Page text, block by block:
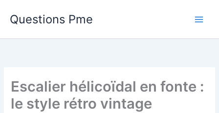
Questions Pme
Escalier hélicoïdal en fonte :
le style rétro vintage